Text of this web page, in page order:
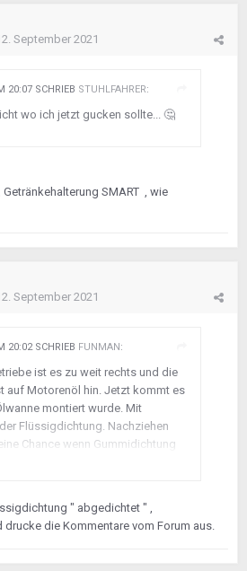
September 2021
20:07 SCHRIEB STUHLFAHRER:
wo ich jetzt gucken sollte... 🤔
Getränkehalterung SMART , wie
September 2021
20:02 SCHRIEB FUNMAN :
ist es zu weit rechts und die
auf Motorenöl hin. Jetzt kommt es
montiert wurde. Mit
Flüssigdichtung. Nachziehen
Chance wenn Gummidichtung
Das halte ich für
nie mehr dicht.
" abgedichtet " ,
die Kommentare vom Forum aus.